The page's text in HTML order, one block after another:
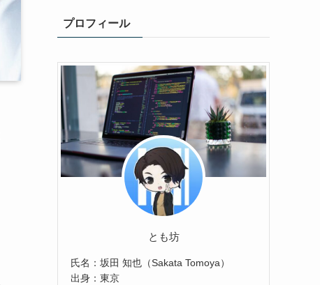
プロフィール
とも坊
氏名：坂田 知也（Sakata Tomoya）
出身：東京